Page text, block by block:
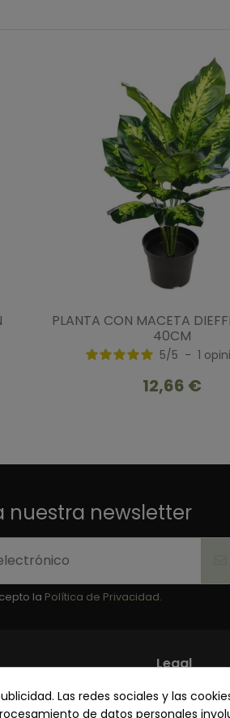
PLANTA CON MACETA
40CM
5/5 - 1
12,66 €
nuestra newsletter
la Política de Privacidad.
Legal
Política
Las redes sociales y las
de datos personales